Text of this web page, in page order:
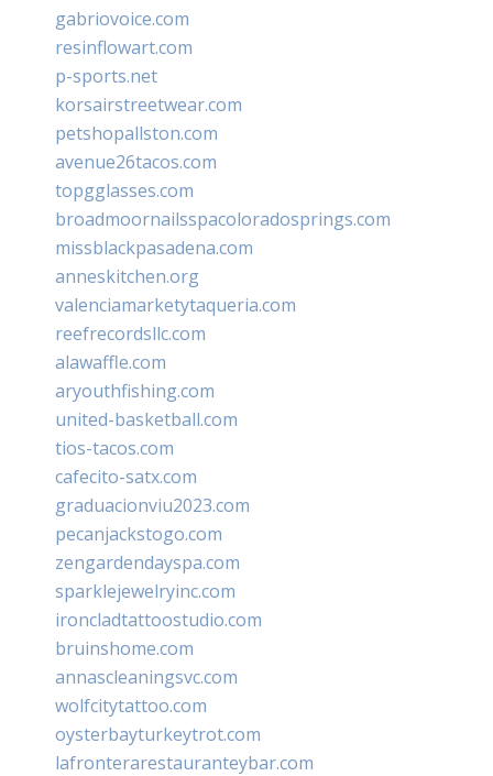
gabriovoice.com
resinflowart.com
p-sports.net
korsairstreetwear.com
petshopallston.com
avenue26tacos.com
topgglasses.com
broadmoornailsspacoloradosprings.com
missblackpasadena.com
anneskitchen.org
valenciamarketytaqueria.com
reefrecordsllc.com
alawaffle.com
aryouthfishing.com
united-basketball.com
tios-tacos.com
cafecito-satx.com
graduacionviu2023.com
pecanjackstogo.com
zengardendayspa.com
sparklejewelryinc.com
ironcladtattoostudio.com
bruinshome.com
annascleaningsvc.com
wolfcitytattoo.com
oysterbayturkeytrot.com
lafronterarestauranteybar.com